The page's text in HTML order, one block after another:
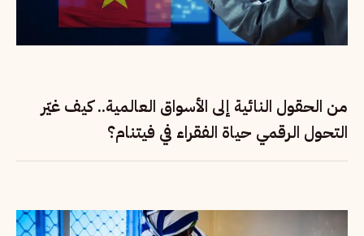
من الحقول النائية إلى الأسواق العالمية.. كيف غيّر
التحول الرقمي حياة الفقراء في فيتنام؟